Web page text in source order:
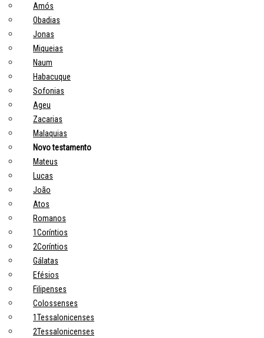
Amós
Obadias
Jonas
Miqueias
Naum
Habacuque
Sofonias
Ageu
Zacarias
Malaquias
Novo testamento
Mateus
Lucas
João
Atos
Romanos
1Coríntios
2Coríntios
Gálatas
Efésios
Filipenses
Colossenses
1Tessalonicenses
2Tessalonicenses